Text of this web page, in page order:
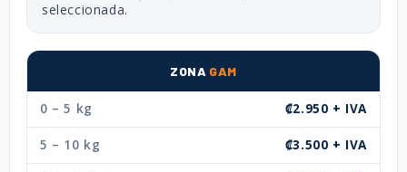
seleccionada.
ZONA GAM
0 – 5 kg ₡2.950 + IVA
5 – 10 kg ₡3.500 + IVA